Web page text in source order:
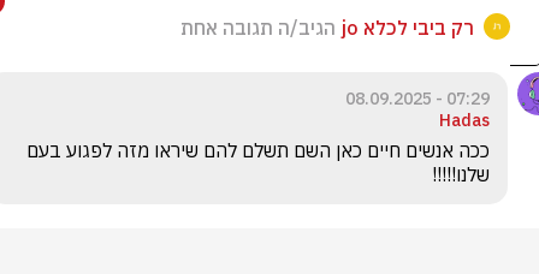
רק ביבי לכלא jo הגיב/ה תגובה אחת
07:29 - 08.09.2025
Hadas
שלנו!!!!!